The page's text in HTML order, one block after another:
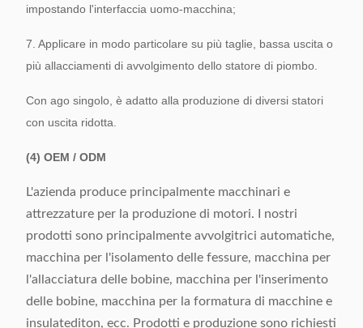
impostando l'interfaccia uomo-macchina;
7. Applicare in modo particolare su più taglie, bassa uscita o
più allacciamenti di avvolgimento dello statore di piombo.
Con ago singolo, è adatto alla produzione di diversi statori
con uscita ridotta.
(4) OEM / ODM
L'azienda produce principalmente macchinari e
attrezzature per la produzione di motori. I nostri
prodotti sono principalmente avvolgitrici automatiche,
macchina per l'isolamento delle fessure, macchina per
l'allacciatura delle bobine, macchina per l'inserimento
delle bobine, macchina per la formatura di macchine e
insulatediton, ecc. Prodotti e produzione sono richiesti